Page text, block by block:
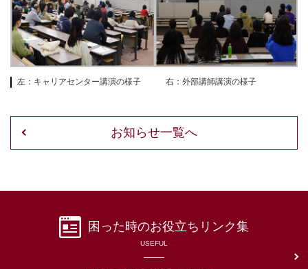
左：キャリアセンター講演の様子 右：外部講師講演の様子
お知らせ一覧へ
困った時のお役立ちリンク集
USEFUL